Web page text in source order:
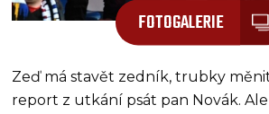
FOTOGALERIE
Zeď má stavět zedník, trubky
report z utkání psát pan Novák.